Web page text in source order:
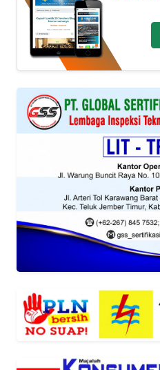
OLAHRAGA
OPINI
EDITORIAL
KONTAK
IKLAN
TENTANG